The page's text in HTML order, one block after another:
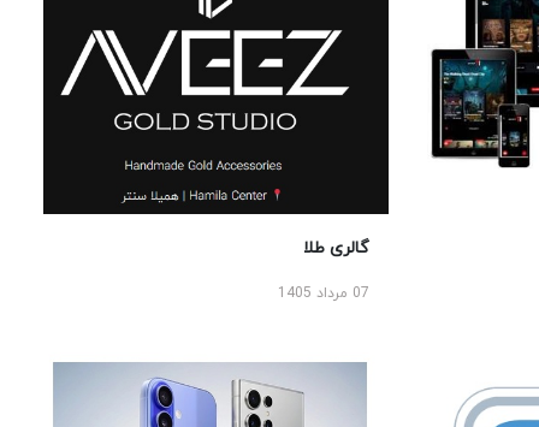
گالری طلا
07 مرداد 1405